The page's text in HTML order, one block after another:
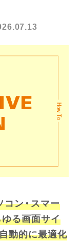
コン・スマー
ゆる画面サイ
動的に最適化